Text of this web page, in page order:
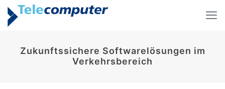
Zukunftssichere Softwarelösungen im
Verkehrsbereich